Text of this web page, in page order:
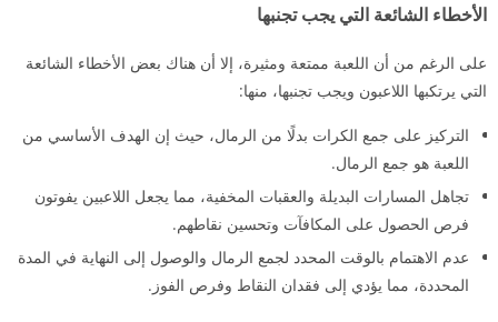
الأخطاء الشائعة التي يجب تجنبها
على الرغم من أن اللعبة ممتعة ومثيرة، إلا أن هناك بعض الأخطاء الشائعة
التي يرتكبها اللاعبون ويجب تجنبها، منها:
التركيز على جمع الكرات بدلًا من الرمال، حيث إن الهدف الأساسي من
اللعبة هو جمع الرمال.
تجاهل المسارات البديلة والعقبات المخفية، مما يجعل اللاعبين يفوتون
فرص الحصول على المكافآت وتحسين نقاطهم.
عدم الاهتمام بالوقت المحدد لجمع الرمال والوصول إلى النهاية في المدة
المحددة، مما يؤدي إلى فقدان النقاط وفرص الفوز.